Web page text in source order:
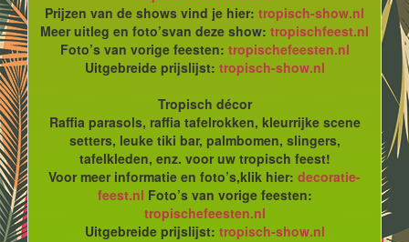
Prijzen van de shows vind je hier: tropisch-show.nl
Meer uitleg en foto’svan deze show: tropischfeest.nl
Foto’s van vorige feesten: tropischefeesten.nl
Uitgebreide prijslijst: tropisch-show.nl
Tropisch décor
Raffia parasols, raffia tafelrokken, kleurrijke scene
setters, leuke tiki bar, palmbomen, slingers,
tafelkleden, enz. voor uw tropisch feest!
Voor meer informatie en foto’s,klik hier: decoratie-
feest.nl Foto’s van vorige feesten:
tropischefeesten.nl
Uitgebreide prijslijst: tropisch-show.nl